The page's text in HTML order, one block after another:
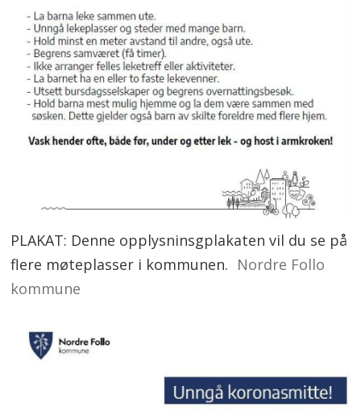
PLAKAT: Denne opplysninsgplakaten vil du se på
flere møteplasser i kommunen. Nordre Follo
kommune